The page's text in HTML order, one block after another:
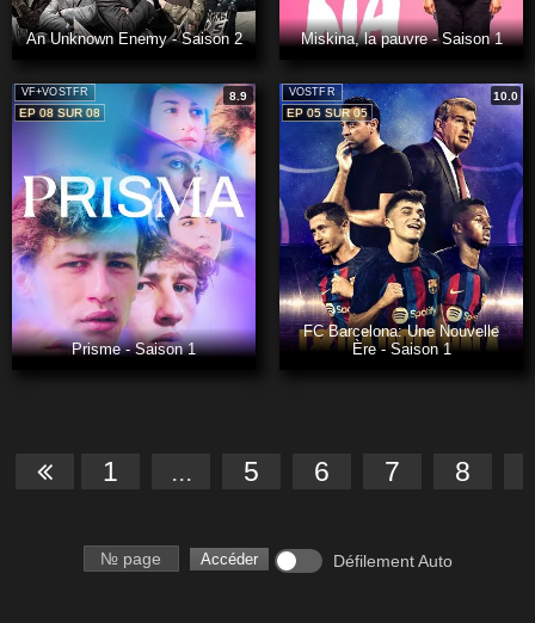
An Unknown Enemy - Saison 2 Miskina, la pauvre - Saison 1
VF+VOSTFR
8.9
EP 08 SUR 08
Prisme - Saison 1
VOSTFR
10.0
EP 05 SUR 05
FC Barcelona: Une Nouvelle
Ère - Saison 1
1 ... 5 6 7 8
Numéro de page Accéder Défilement Auto